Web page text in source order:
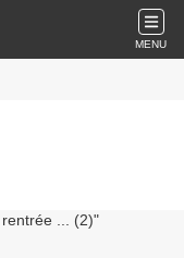
MENU